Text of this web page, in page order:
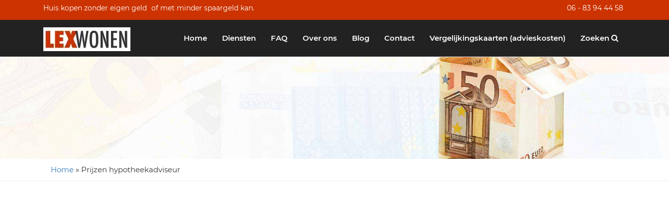
Huis kopen zonder eigen geld of met minder spaargeld kan. 06 - 83 94 44 58
Home Diensten FAQ Over ons Blog Contact Vergelijkingskaarten (advieskosten) Zoeken
Home » Prijzen hypotheekadviseur